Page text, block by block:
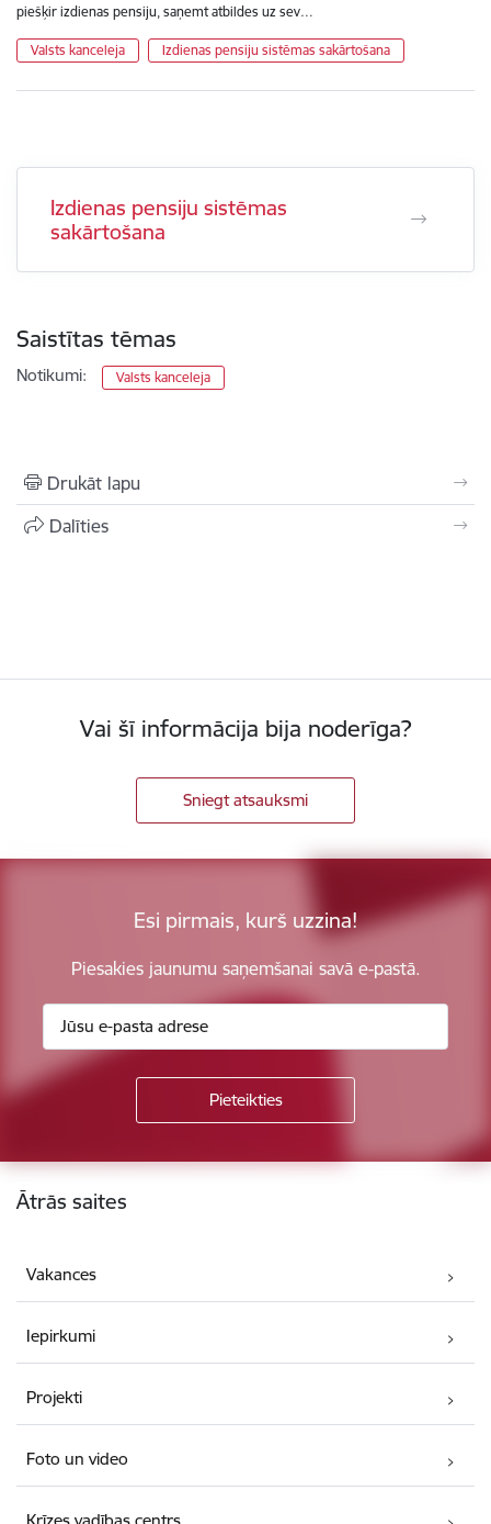
piešķir izdienas pensiju, saņemt atbildes uz sev…
Valsts kanceleja Izdienas pensiju sistēmas sakārtošana
Izdienas pensiju sistēmas
sakārtošana
Saistītas tēmas
Notikumi: Valsts kanceleja
Drukāt lapu
Dalīties
Vai šī informācija bija noderīga?
Sniegt atsauksmi
Esi pirmais, kurš uzzina!
Piesakies jaunumu saņemšanai savā e-pastā.
Kājene
Ātrās saites
Vakances
Iepirkumi
Projekti
Foto un video